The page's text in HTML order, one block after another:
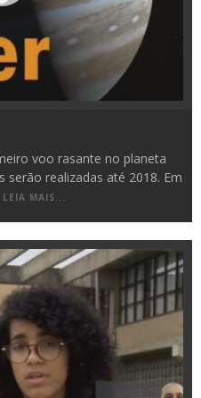
voo rasante no planeta
serão realizadas até 2018. Em
LEIA MAIS...